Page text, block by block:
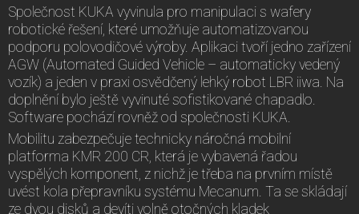
Společnost KUKA vyvinula pro manipulaci s wafery
robotické řešení, které umožňuje automatizovanou
podporu polovodičové výroby. Aplikaci tvoří jedno zařízení
AGW (Automated Guided Vehicle – automaticky vedený
vozík) a jeden v praxi osvědčený lehký robot LBR iiwa. Na
doplnění bylo ještě vyvinuté sofistikované chapadlo.
Software pochází rovněž od společnosti KUKA.
Mobilitu zabezpečuje technicky náročná mobilní
platforma KMR 200 CR, která je vybavená řadou
vyspělých komponent, z nichž je třeba na prvním místě
uvést kola přepravníku systému Mecanum. Ta se skládají
ze dvou disků a devíti volně otočných kladek